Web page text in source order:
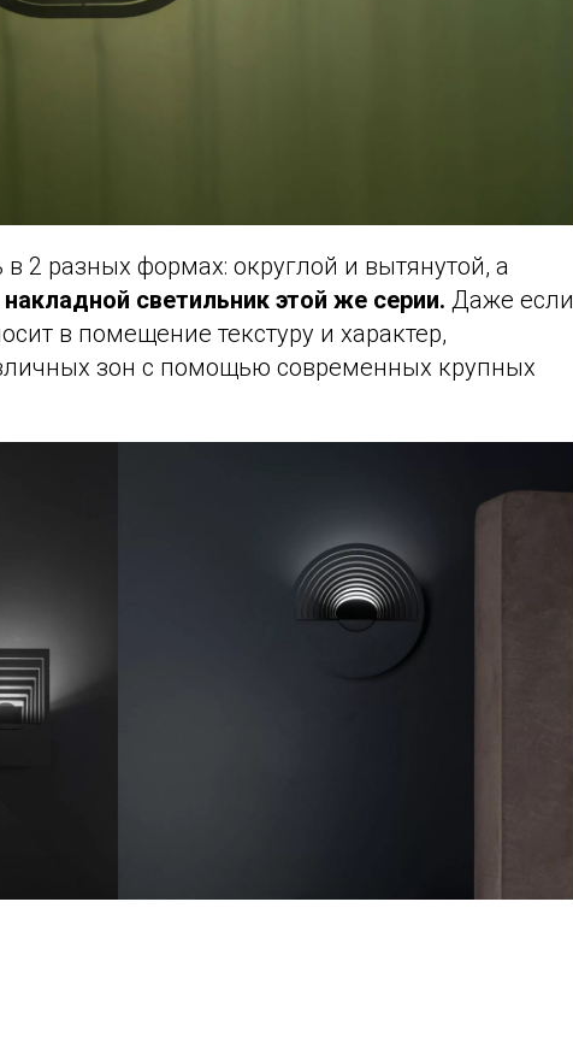
2 разных формах: округлой и вытянутой, а
накладной светильник этой же серии. Даже если
в помещение текстуру и характер,
зон с помощью современных крупных